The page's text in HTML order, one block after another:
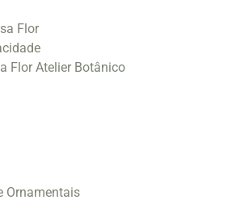
Flor
Flor Atelier Botânico
Ornamentais